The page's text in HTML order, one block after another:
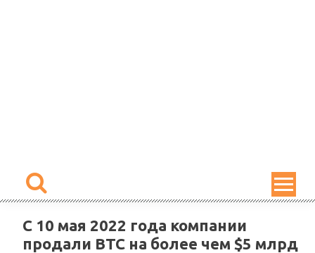
С 10 мая 2022 года компании
продали BTC на более чем $5 млрд